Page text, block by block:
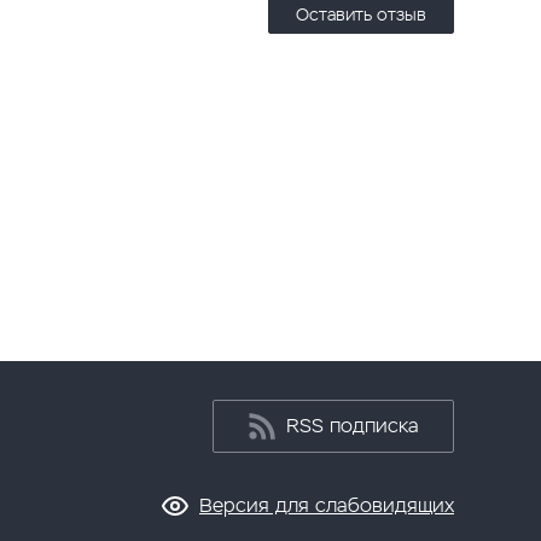
Оставить отзыв
RSS подписка
Версия для слабовидящих